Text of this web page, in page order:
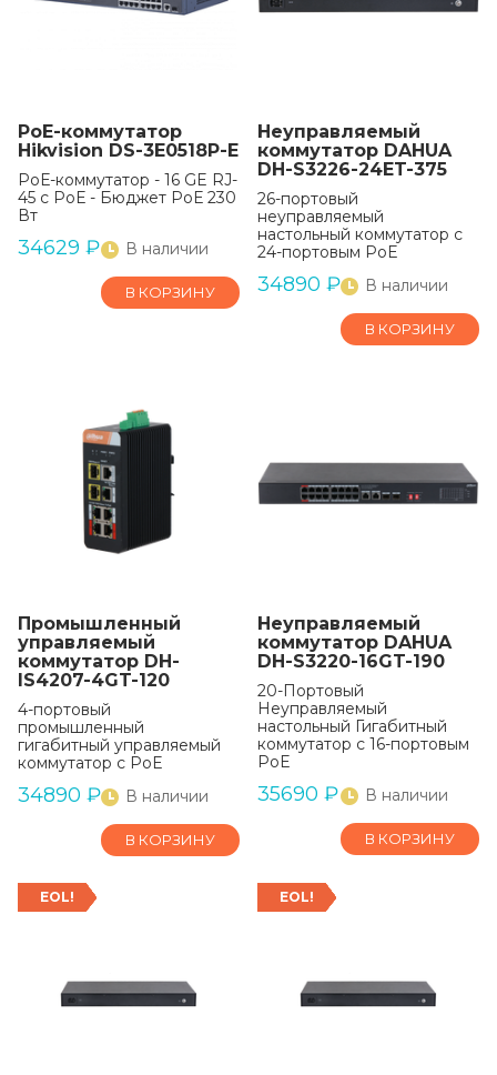
РоЕ-коммутатор
Hikvision DS-3E0518P-E
РоЕ-коммутатор - 16 GE RJ-
45 с РоЕ - Бюджет РоЕ 230
Вт
34629 ₽ В наличии
В КОРЗИНУ
Неуправляемый
коммутатор DAHUA
DH-S3226-24ET-375
26-портовый
неуправляемый
настольный коммутатор с
24-портовым PoE
34890 ₽ В наличии
В КОРЗИНУ
Промышленный
управляемый
коммутатор DH-
IS4207-4GT-120
4-портовый
промышленный
гигабитный управляемый
коммутатор с PoE
34890 ₽ В наличии
В КОРЗИНУ
Неуправляемый
коммутатор DAHUA
DH-S3220-16GT-190
20-Портовый
Неуправляемый
настольный Гигабитный
коммутатор с 16-портовым
PoE
35690 ₽ В наличии
В КОРЗИНУ
EOL! EOL!